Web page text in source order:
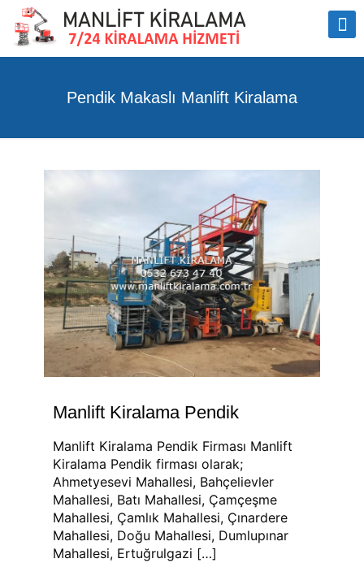
Pendik Makaslı Manlift Kiralama
Manlift Kiralama Pendik
Manlift Kiralama Pendik Firması Manlift
Kiralama Pendik firması olarak;
Ahmetyesevi Mahallesi, Bahçelievler
Mahallesi, Batı Mahallesi, Çamçeşme
Mahallesi, Çamlık Mahallesi, Çınardere
Mahallesi, Doğu Mahallesi, Dumlupınar
Mahallesi, Ertuğrulgazi […]